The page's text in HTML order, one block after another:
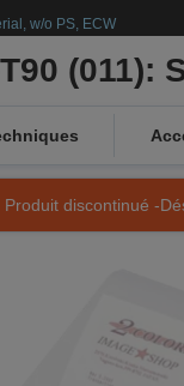
w/o PS, ECW
(011):
Produit discontinué -